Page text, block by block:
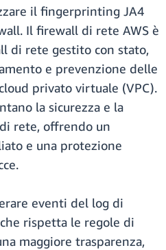
il fingerprinting JA4
Il firewall di rete AWS è
di rete gestito con stato,
e prevenzione delle
privato virtuale (VPC).
la sicurezza e la
rete, offrendo un
e una protezione
eventi del log di
rispetta le regole di
maggiore trasparenza,